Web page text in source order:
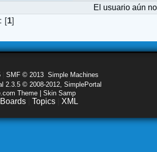
El usuario aún
[1]
SMF © 2013 Simple Machines
2.3.5 © 2008-2012, SimplePortal
Theme | Skin Samp
Boards Topics XML